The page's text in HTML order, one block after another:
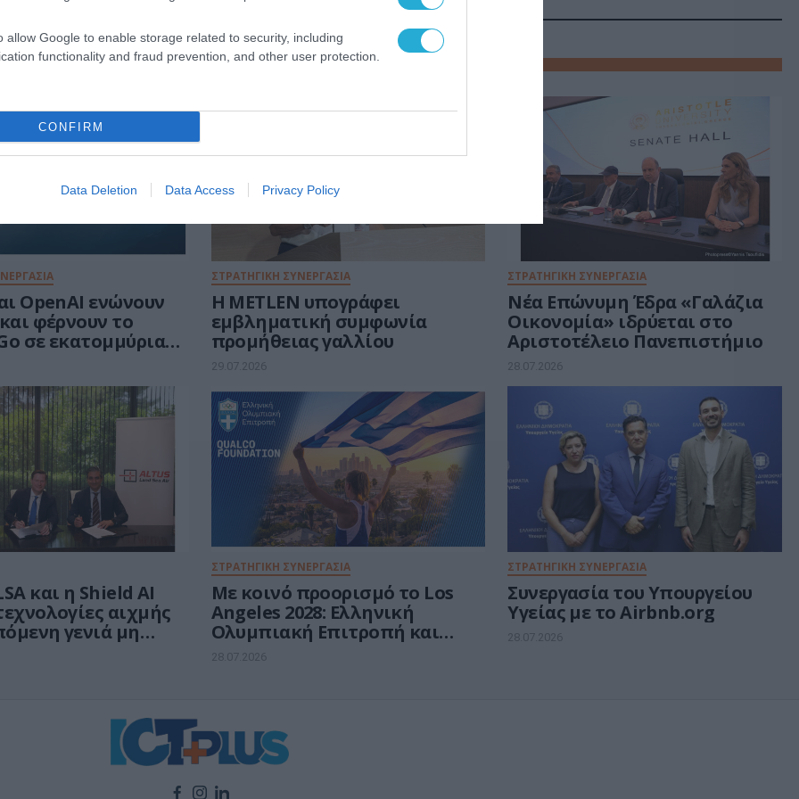
allow Google to enable storage related to security, including
functionality and fraud prevention, and other user protection.
CONFIRM
Data Deletion Data Access Privacy Policy
OpenAI ενώνουν
φέρνουν το
σε εκατομμύρια
ΣΤΡΑΤΗΓΙΚΗ ΣΥΝΕΡΓΑΣΙΑ
Η METLEN υπογράφει
εμβληματική συμφωνία
προμήθειας γαλλίου
29.07.2026
ΣΤΡΑΤΗΓΙΚΗ ΣΥΝΕΡΓΑΣΙΑ
Νέα Επώνυμη Έδρα «Γαλάζια
Οικονομία» ιδρύεται στο
Αριστοτέλειο Πανεπιστήμιο
28.07.2026
και η Shield AI
αιχμής
γενιά μη
συστημάτων
ΣΤΡΑΤΗΓΙΚΗ ΣΥΝΕΡΓΑΣΙΑ
Με κοινό προορισμό το Los
Angeles 2028: Ελληνική
Ολυμπιακή Επιτροπή και
Qualco Foundation
28.07.2026
ΣΤΡΑΤΗΓΙΚΗ ΣΥΝΕΡΓΑΣΙΑ
Συνεργασία του Υπουργείου
Υγείας με το Airbnb.org
28.07.2026